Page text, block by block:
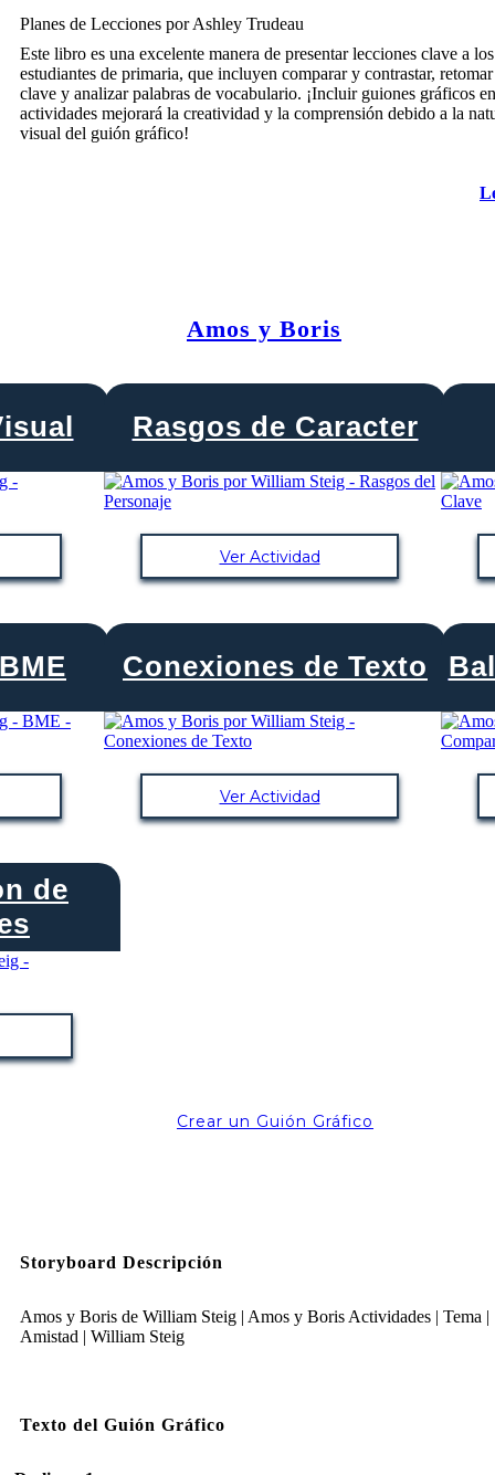
Planes de Lecciones por Ashley Trudeau
Este libro es una excelente manera de presentar lecciones clave a los
estudiantes de primaria, que incluyen comparar y contrastar, retomar
clave y analizar palabras de vocabulario. ¡Incluir guiones gráficos
actividades mejorará la creatividad y la comprensión debido a la
visual del guión gráfico!
Amos y Boris
Rasgos de Caracter
Ver Actividad
Conexiones de Texto
Ver Actividad
de
Crear un Guión Gráfico
Storyboard Descripción
Amos y Boris de William Steig | Amos y Boris Actividades | Tema |
Amistad | William Steig
Texto del Guión Gráfico